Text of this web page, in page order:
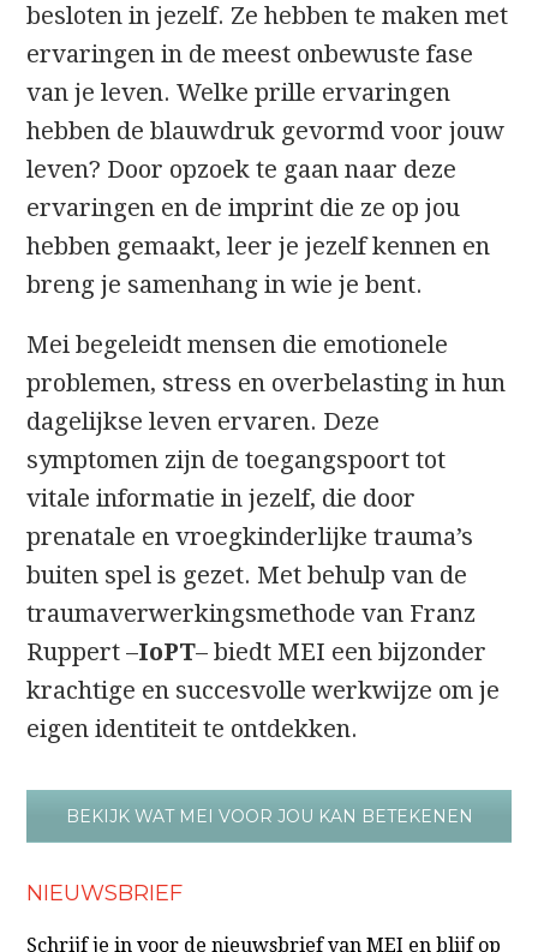
besloten in jezelf. Ze hebben te maken met
ervaringen in de meest onbewuste fase
van je leven. Welke prille ervaringen
hebben de blauwdruk gevormd voor jouw
leven? Door opzoek te gaan naar deze
ervaringen en de imprint die ze op jou
hebben gemaakt, leer je jezelf kennen en
breng je samenhang in wie je bent.
Mei begeleidt mensen die emotionele
problemen, stress en overbelasting in hun
dagelijkse leven ervaren. Deze
symptomen zijn de toegangspoort tot
vitale informatie in jezelf, die door
prenatale en vroegkinderlijke trauma’s
buiten spel is gezet. Met behulp van de
traumaverwerkingsmethode van Franz
Ruppert –IoPT– biedt MEI een bijzonder
krachtige en succesvolle werkwijze om je
eigen identiteit te ontdekken.
BEKIJK WAT MEI VOOR JOU KAN BETEKENEN
NIEUWSBRIEF
Schrijf je in voor de nieuwsbrief van MEI en blijf op